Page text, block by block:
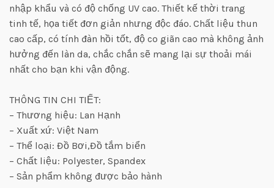
nhập khẩu và có độ chống UV cao. Thiết kế thời trang
tinh tế, họa tiết đơn giản nhưng độc đáo. Chất liệu thun
cao cấp, có tính đàn hồi tốt, độ co giãn cao mà không ảnh
hưởng đến làn da, chắc chắn sẽ mang lại sự thoải mái
nhất cho bạn khi vận động.
THÔNG TIN CHI TIẾT:
– Thương hiệu: Lan Hạnh
– Xuất xứ: Việt Nam
– Thể loại: Đồ Bơi,Đồ tắm biển
– Chất liệu: Polyester, Spandex
– Sản phẩm không được bảo hành